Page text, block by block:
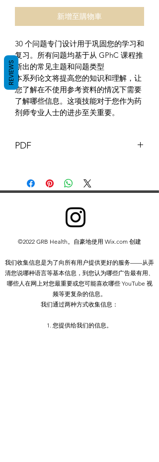
新增至購物車
30 个问题专门设计用于巩固您的学习和
复习。所有问题均基于从 GPhC 课程推
断出的常见主题和问题类型
本系列论文将提高您的知识和理解，让
您了解在不使用参考资料的情况下需要
了解哪些信息。这项技能对于您作为药
剂师专业人士的进步至关重要。
PDF
GB Pharmacy 2019 所有。保留所有权
利。
发或复制部分或全部内容：您可打印或
下载到本地硬盘摘录，仅供个人和非商
供其个人使用，但前提是您承认该网站
除非获得我们的书面许可，否则您不得
分发或商业利用内容。您也不得传输或
将其存储在任何其他网站或其他形式的
电子检索系统中。
©2022 GRB Health。自豪地使用 Wix.com 创建
我们收集信息是为了向所有用户提供更好的服务——从弄
清您说哪种语言等基本信息，到您认为哪些广告最有用、
哪些人在网上对您最重要或您可能喜欢哪些 YouTube 视
频等更复杂的信息。
我们通过两种方式收集信息：
1. 您提供给我们的信息。
REVIEWS